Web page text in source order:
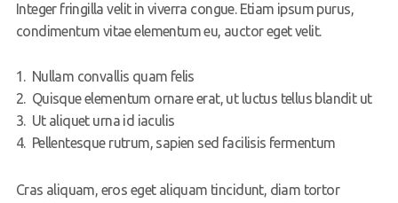
Integer fringilla velit in viverra congue. Etiam ipsum purus,
condimentum vitae elementum eu, auctor eget velit.
Nullam convallis quam felis
Quisque elementum ornare erat, ut luctus tellus blandit ut
Ut aliquet urna id iaculis
Pellentesque rutrum, sapien sed facilisis fermentum
Cras aliquam, eros eget aliquam tincidunt, diam tortor